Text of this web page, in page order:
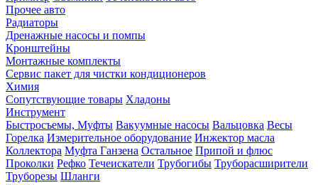
Прочее авто
Радиаторы
Дренажные насосы и помпы
Кронштейны
Монтажные комплекты
Сервис пакет для чистки кондиционеров
Химия
Сопутствующие товары Хладоны
Инструмент
Быстросъемы, Муфты Вакуумные насосы Вальцовка Весы
Горелка Измерительное оборудование Инжектор масла
Коллектора Муфта Ганзена Остальное Припой и флюс
Проколки Рефко Течеискатели Трубогибы Труборасширители
Труборезы Шланги